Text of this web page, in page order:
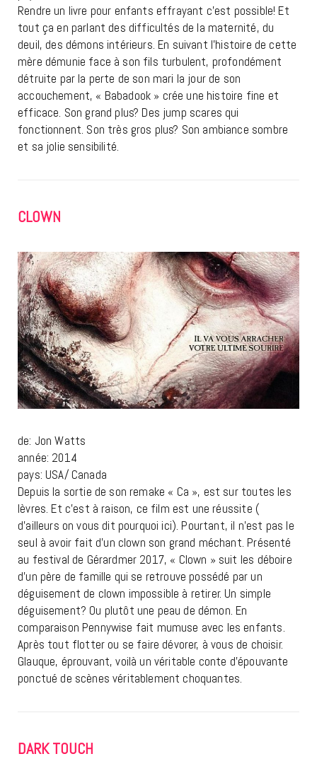
Rendre un livre pour enfants effrayant c’est possible! Et
tout ça en parlant des difficultés de la maternité, du
deuil, des démons intérieurs. En suivant l’histoire de cette
mère démunie face à son fils turbulent, profondément
détruite par la perte de son mari la jour de son
accouchement, « Babadook » crée une histoire fine et
efficace. Son grand plus? Des jump scares qui
fonctionnent. Son très gros plus? Son ambiance sombre
et sa jolie sensibilité.
CLOWN
de: Jon Watts
année: 2014
pays: USA/ Canada
Depuis la sortie de son remake « Ca », est sur toutes les
lèvres. Et c’est à raison, ce film est une réussite (
d’ailleurs on vous dit pourquoi ici). Pourtant, il n’est pas le
seul à avoir fait d’un clown son grand méchant. Présenté
au festival de Gérardmer 2017, « Clown » suit les déboire
d’un père de famille qui se retrouve possédé par un
déguisement de clown impossible à retirer. Un simple
déguisement? Ou plutôt une peau de démon. En
comparaison Pennywise fait mumuse avec les enfants.
Après tout flotter ou se faire dévorer, à vous de choisir.
Glauque, éprouvant, voilà un véritable conte d’épouvante
ponctué de scènes véritablement choquantes.
DARK TOUCH